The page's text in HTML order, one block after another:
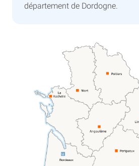
département de Dordogne.